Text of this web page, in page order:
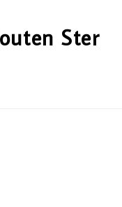
Ster